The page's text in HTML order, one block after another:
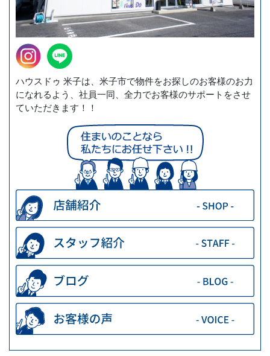
ハウスドゥ 米子は、米子市で物件をお探しのお客様のお力
になれるよう、社員一同、全力でお客様のサポートをさせ
ていただきます！！